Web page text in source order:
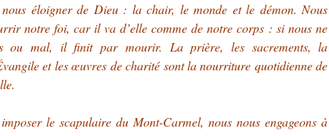
éloigner de Dieu : la chair, le monde et le démon. Nous
notre foi, car il va d’elle comme de notre corps : si nous ne
ou mal, il finit par mourir. La prière, les sacrements, la
et les œuvres de charité sont la nourriture quotidienne de
le scapulaire du Mont-Carmel, nous nous engageons à